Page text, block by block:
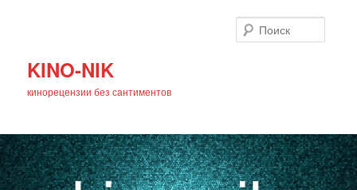
KINO-NIK
кинорецензии без сантиментов